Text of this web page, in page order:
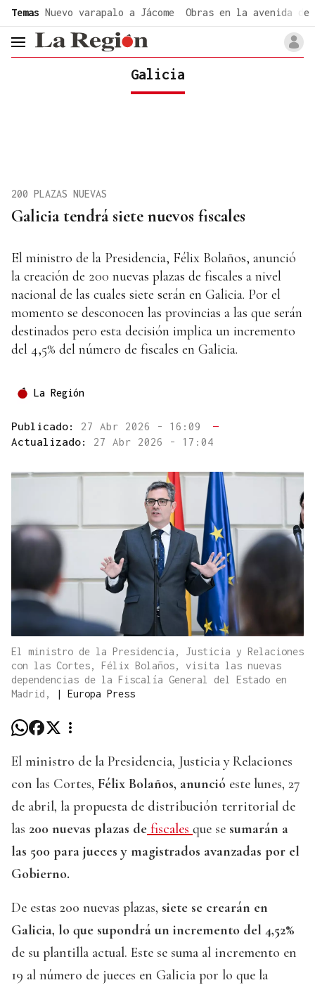
Temas Nuevo varapalo a Jácome Obras en la avenida de
header.menu.open
Galicia
Galicia tendrá siete nuevos fiscales
200 PLAZAS NUEVAS
El ministro de la Presidencia, Félix Bolaños, anunció
la creación de 200 nuevas plazas de fiscales a nivel
nacional de las cuales siete serán en Galicia. Por el
momento se desconocen las provincias a las que serán
destinados pero esta decisión implica un incremento
del 4,5% del número de fiscales en Galicia.
La Región
Publicado: 27 Abr 2026 - 16:09
—
Actualizado: 27 Abr 2026 - 17:04
El ministro de la Presidencia, Justicia y Relaciones
con las Cortes, Félix Bolaños, visita las nuevas
dependencias de la Fiscalía General del Estado en
Madrid,
| Europa Press
El ministro de la Presidencia, Justicia y Relaciones
con las Cortes, Félix Bolaños, anunció este lunes, 27
de abril, la propuesta de distribución territorial de
las 200 nuevas plazas de fiscales que se sumarán a
las 500 para jueces y magistrados avanzadas por el
Gobierno.
De estas 200 nuevas plazas, siete se crearán en
Galicia, lo que supondrá un incremento del 4,52%
de su plantilla actual. Este se suma al incremento en
19 al número de jueces en Galicia por lo que la